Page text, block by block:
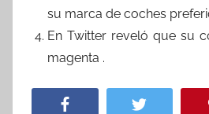
su marca de coches
En Twitter reveló que su
magenta .